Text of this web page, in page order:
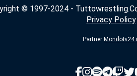
© 1997-2024 -
Privacy Policy
Partner